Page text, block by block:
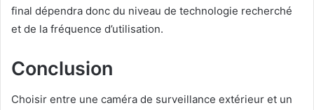
final dépendra donc du niveau de technologie recherché
et de la fréquence d’utilisation.
Conclusion
Choisir entre une caméra de surveillance extérieur et un